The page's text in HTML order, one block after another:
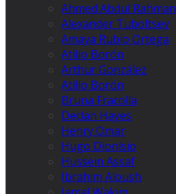
Ahmed Abdul Rahman
Alexander Tuboltsev
Amaya Rubio Ortega
Atilio Borón
Arthur González
Atilio Borón
Bruna Fracolla
Declan Hayes
Henry Omar
Hugo Dionísio
Hussein Assaf
Ibrahim Aloush